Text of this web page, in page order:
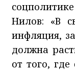
Нилов: «В
инфляция,
должна
от того,